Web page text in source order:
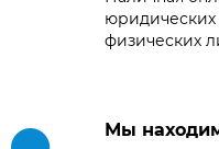
физических
Мы